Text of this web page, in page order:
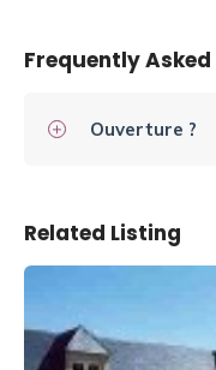
Frequently
Ouverture ?
Related Listing